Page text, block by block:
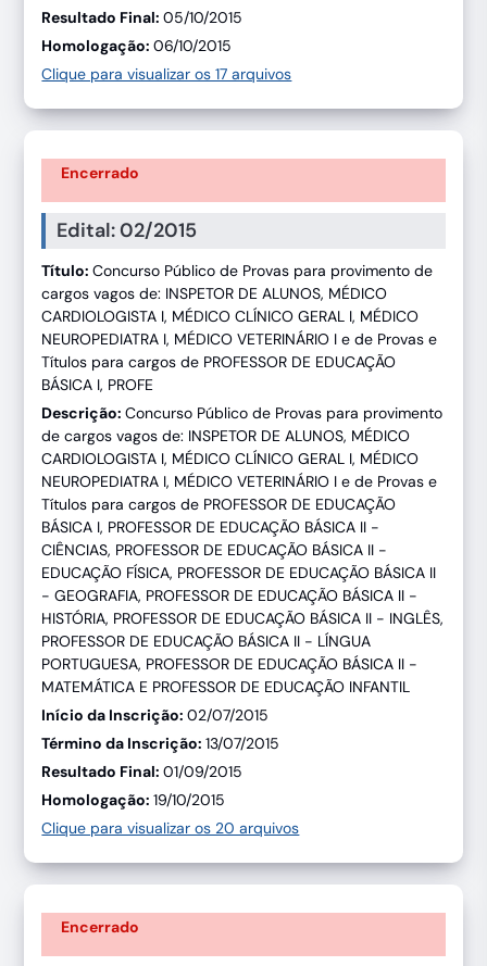
Resultado Final:05/10/2015
Homologação:06/10/2015
Clique para visualizar os 17 arquivos
Encerrado
Edital: 02/2015
Título:Concurso Público de Provas para provimento de
cargos vagos de: INSPETOR DE ALUNOS, MÉDICO
CARDIOLOGISTA I, MÉDICO CLÍNICO GERAL I, MÉDICO
NEUROPEDIATRA I, MÉDICO VETERINÁRIO I e de Provas e
Títulos para cargos de PROFESSOR DE EDUCAÇÃO
BÁSICA I, PROFE
Descrição:Concurso Público de Provas para provimento
de cargos vagos de: INSPETOR DE ALUNOS, MÉDICO
CARDIOLOGISTA I, MÉDICO CLÍNICO GERAL I, MÉDICO
NEUROPEDIATRA I, MÉDICO VETERINÁRIO I e de Provas e
Títulos para cargos de PROFESSOR DE EDUCAÇÃO
BÁSICA I, PROFESSOR DE EDUCAÇÃO BÁSICA II -
CIÊNCIAS, PROFESSOR DE EDUCAÇÃO BÁSICA II -
EDUCAÇÃO FÍSICA, PROFESSOR DE EDUCAÇÃO BÁSICA II
- GEOGRAFIA, PROFESSOR DE EDUCAÇÃO BÁSICA II -
HISTÓRIA, PROFESSOR DE EDUCAÇÃO BÁSICA II - INGLÊS,
PROFESSOR DE EDUCAÇÃO BÁSICA II - LÍNGUA
PORTUGUESA, PROFESSOR DE EDUCAÇÃO BÁSICA II -
MATEMÁTICA E PROFESSOR DE EDUCAÇÃO INFANTIL
Início da Inscrição:02/07/2015
Término da Inscrição:13/07/2015
Resultado Final:01/09/2015
Homologação:19/10/2015
Clique para visualizar os 20 arquivos
Encerrado